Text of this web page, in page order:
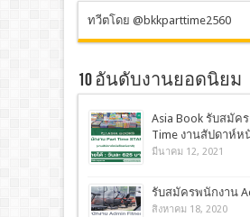
ทวีตโดย @bkkparttime2560
10 อันดับงานยอดนิยม
Asia Book รับสมัค
Time งานสัปดาห์ห
มีนาคม 12, 2021
รับสมัครพนักงาน
สิงหาคม 18, 2020